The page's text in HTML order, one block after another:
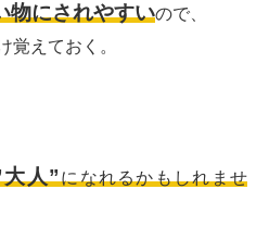
物にされやすいので、
覚えておく。
大人”になれるかもしれませ